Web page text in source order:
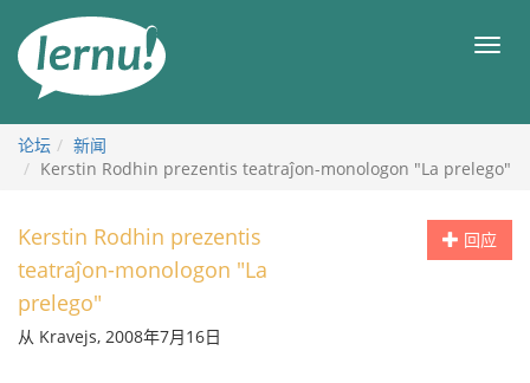
目
论坛
新闻
Kerstin Rodhin prezentis teatraĵon-monologon "La prelego"
回应
Kerstin Rodhin prezentis
teatraĵon-monologon "La
prelego"
从 Kravejs, 2008年7月16日